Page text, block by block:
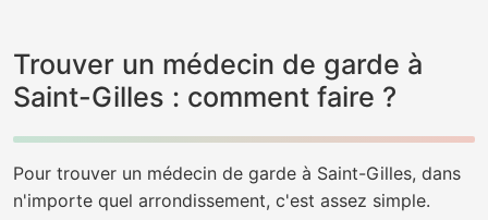
Trouver un médecin de garde à
Saint-Gilles : comment faire ?
Pour trouver un médecin de garde à Saint-Gilles, dans
n'importe quel arrondissement, c'est assez simple.